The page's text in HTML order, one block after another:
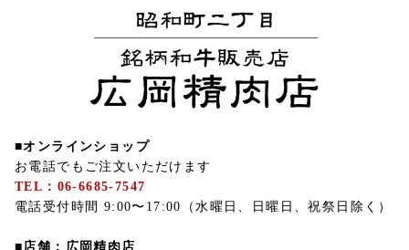
■オンラインショップ
お電話でもご注文いただけます
TEL：06-6685-7547
電話受付時間 9:00〜17:00（水曜日、日曜日、祝祭日除く）
■店舗：広岡精肉店